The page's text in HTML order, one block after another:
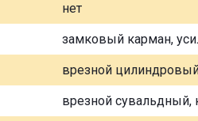
нет
замковый карман,
врезной
врезной сувальдный,